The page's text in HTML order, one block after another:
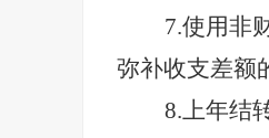
7.使用非
弥补收支差额
8.上年结